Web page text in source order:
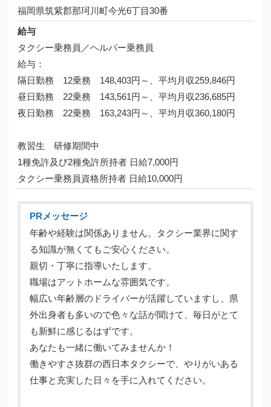
福岡県筑紫郡那珂川町今光6丁目30番
給与
タクシー乗務員／ヘルパー乗務員
給与：
隔日勤務 12乗務 148,403円～、平均月収259,846円
昼日勤務 22乗務 143,561円～、平均月収236,685円
夜日勤務 22乗務 163,243円～、平均月収360,180円
教習生 研修期間中
1種免許及び2種免許所持者 日給7,000円
タクシー乗務員資格所持者 日給10,000円
PRメッセージ
年齢や経験は関係ありません。タクシー業界に関す
る知識が無くてもご安心ください。
親切・丁寧に指導いたします。
職場はアットホームな雰囲気です。
幅広い年齢層のドライバーが活躍していますし、県
外出身者も多いので色々な話が聞けて、毎日がとて
も新鮮に感じるはずです。
あなたも一緒に働いてみませんか！
働きやすさ抜群の西日本タクシーで、やりがいある
仕事と充実した日々を手に入れてください。